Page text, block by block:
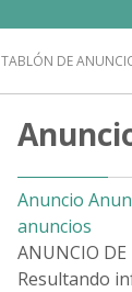
TABLÓN DE
Anuncio
anuncios
ANUNCIO DE
Resultando